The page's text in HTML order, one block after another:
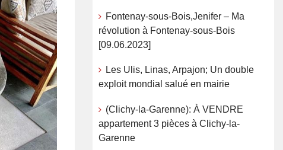
Fontenay-sous-Bois,Jenifer – Ma
révolution à Fontenay-sous-Bois
[09.06.2023]
Les Ulis, Linas, Arpajon; Un double
exploit mondial salué en mairie
(Clichy-la-Garenne): À VENDRE
appartement 3 pièces à Clichy-la-
Garenne